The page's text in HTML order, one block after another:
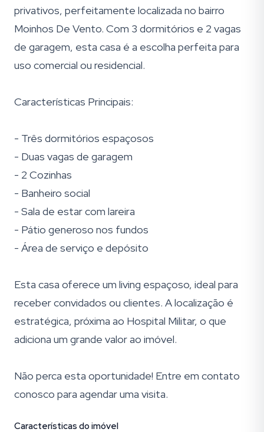
privativos, perfeitamente localizada no bairro
Moinhos De Vento. Com 3 dormitórios e 2 vagas
de garagem, esta casa é a escolha perfeita para
uso comercial ou residencial.
Características Principais:
- Três dormitórios espaçosos
- Duas vagas de garagem
- 2 Cozinhas
- Banheiro social
- Sala de estar com lareira
- Pátio generoso nos fundos
- Área de serviço e depósito
Esta casa oferece um living espaçoso, ideal para
receber convidados ou clientes. A localização é
estratégica, próxima ao Hospital Militar, o que
adiciona um grande valor ao imóvel.
Não perca esta oportunidade! Entre em contato
conosco para agendar uma visita.
Características do imóvel